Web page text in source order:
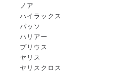
ノア
ハイラックス
パッソ
ハリアー
プリウス
ヤリス
ヤリスクロス